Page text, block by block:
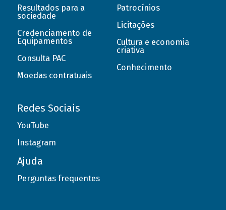
Resultados para a
sociedade
Credenciamento de
Equipamentos
Consulta PAC
Moedas contratuais
Patrocínios
Licitações
Cultura e economia
criativa
Conhecimento
Redes Sociais
YouTube
Instagram
Ajuda
Perguntas frequentes